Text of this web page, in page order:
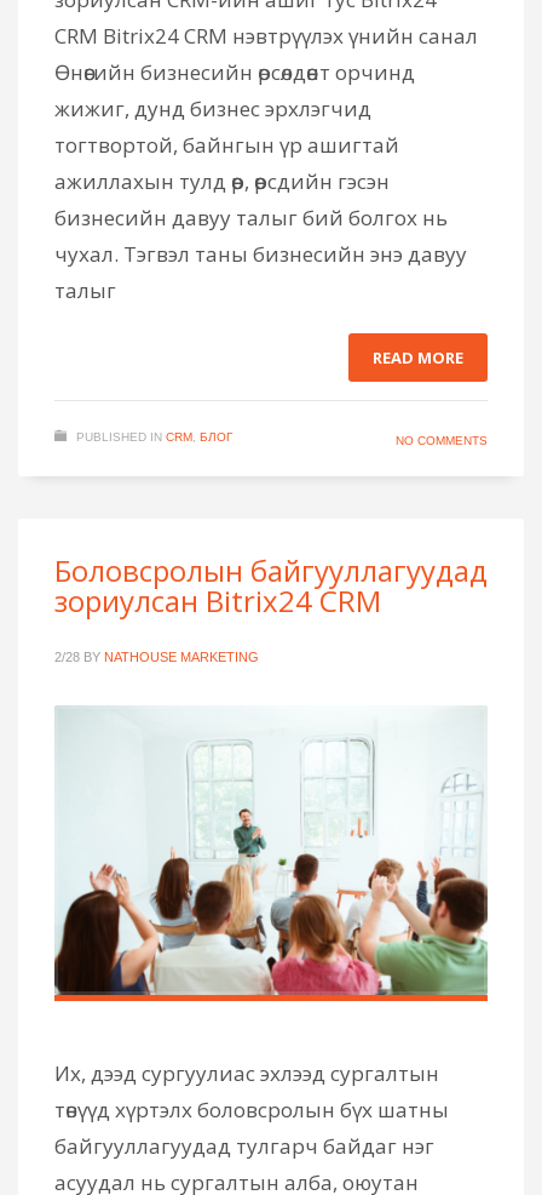
CRM Bitrix24 CRM нэвтрүүлэх үнийн санал
Өнөөгийн бизнесийн өрсөлдөөнт орчинд
жижиг, дунд бизнес эрхлэгчид
тогтвортой, байнгын үр ашигтай
ажиллахын тулд өөр, өөрсдийн гэсэн
бизнесийн давуу талыг бий болгох нь
чухал. Тэгвэл таны бизнесийн энэ давуу
талыг
READ MORE
PUBLISHED IN CRM БЛОГ NO COMMENTS
Боловсролын байгууллагуудад
зориулсан Bitrix24 CRM
2/28 BY NATHOUSE MARKETING
Их, дээд сургуулиас эхлээд сургалтын
төвүүд хүртэлх боловсролын бүх шатны
байгууллагуудад тулгарч байдаг нэг
асуудал нь сургалтын алба, оюутан